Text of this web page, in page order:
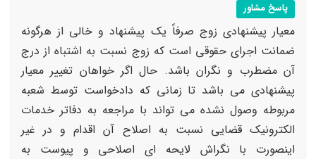
پاسخ مشاور
معیار پیشنهادی زوج صرفاً یک پیشنهاد و خالی از هرگونه
ضمانت اجرای حقوقی است که زوج نسبت به اشتباه از درج
آن مضطرب و نگران باشد. حال اگر خواهان تغییر معیار
پیشنهادی می باشد تا زمانی که دادخواست توسط شعبه
مربوطه وصول نشده می تواند با مراجعه به دفاتر خدمات
الکترونیک قضایی نسبت به اصلاح آن اقدام و در غیر
اینصورت با نگراش لایحه ای اصلاحی و پیوست به